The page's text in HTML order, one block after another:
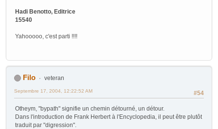
Hadi Benotto, Editrice
15540
Yahooooo, c'est parti !!!!
Filo veteran
#54
Septembre 17, 2004, 12:22:52 AM
Otheym, "bypath" signifie un chemin détourné, un détour.
Dans l'introduction de Frank Herbert à l'Encyclopedia, il peut être plutôt
traduit par "digression".